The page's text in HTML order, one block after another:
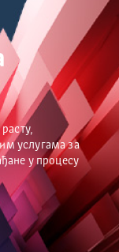
услугама за
у процесу